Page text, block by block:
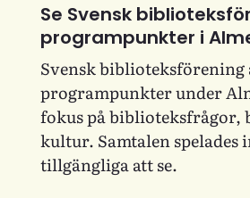
Se Svensk
programpunkter i
Svensk
programpunkter under
fokus på biblioteksfrågor,
kultur. Samtalen spelades
tillgängliga att se.